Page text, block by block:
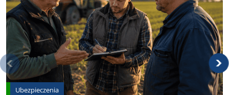
Ubezpieczenia